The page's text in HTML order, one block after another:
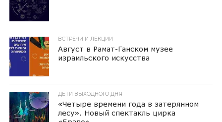
ВСТРЕЧИ И ЛЕКЦИИ
Август в Рамат-Ганском музее
израильского искусства
ДЕТИ ВЫХОДНОГО ДНЯ
«Четыре времени года в затерянном
лесу». Новый спектакль цирка